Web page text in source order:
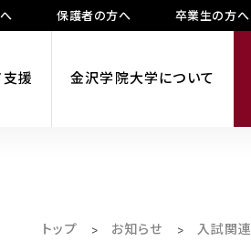
支援 金沢学院大学について
保護者の方へ 卒業生の方へ
トップ > お知らせ > 入試関連